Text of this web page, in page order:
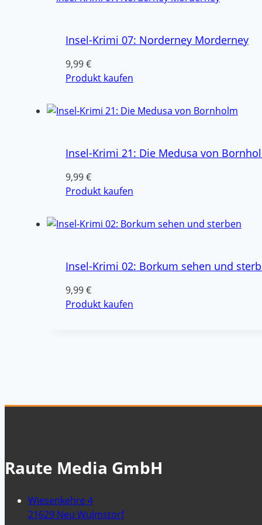
Insel-Krimi 07: Norderney Morderney
9,99€
Produkt kaufen
Insel-Krimi 21: Die Medusa von
9,99€
Produkt kaufen
Insel-Krimi 02: Borkum sehen und
9,99€
Produkt kaufen
Raute Media GmbH
Wiesenkehre 4
21629 Neu Wulmstorf